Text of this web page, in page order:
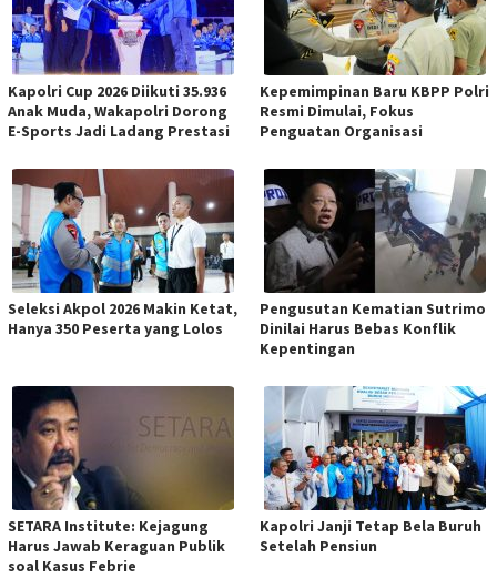
Kapolri Cup 2026 Diikuti 35.936
Anak Muda, Wakapolri Dorong
E-Sports Jadi Ladang Prestasi
Kepemimpinan Baru KBPP Polri
Resmi Dimulai, Fokus
Penguatan Organisasi
Seleksi Akpol 2026 Makin Ketat,
Hanya 350 Peserta yang Lolos
Pengusutan Kematian Sutrimo
Dinilai Harus Bebas Konflik
Kepentingan
SETARA Institute: Kejagung
Harus Jawab Keraguan Publik
soal Kasus Febrie
Kapolri Janji Tetap Bela Buruh
Setelah Pensiun